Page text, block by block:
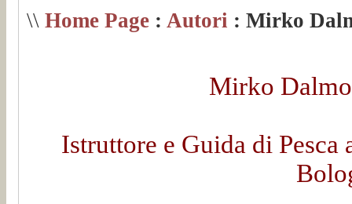
\\ Home Page : Autori : Mirko
Mirko
Istruttore e Guida di Pesca